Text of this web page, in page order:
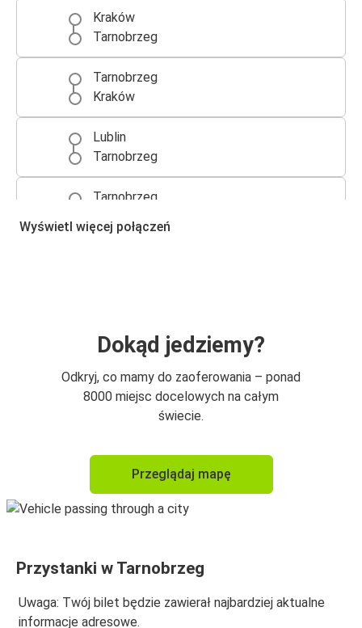
Kraków
Tarnobrzeg
Tarnobrzeg
Kraków
Lublin
Tarnobrzeg
Tarnobrzeg
Katowice
Tarnobrzeg
Zakopane
Tarnobrzeg
Mielec
Tarnobrzeg
Tarnobrzeg
Tarnobrzeg
Wyświetl więcej połączeń
Dokąd jedziemy?
Odkryj, co mamy do zaoferowania – ponad
8000 miejsc docelowych na całym
świecie.
Przeglądaj mapę
Przystanki w Tarnobrzeg
Uwaga: Twój bilet będzie zawierał najbardziej aktualne
informacje adresowe.